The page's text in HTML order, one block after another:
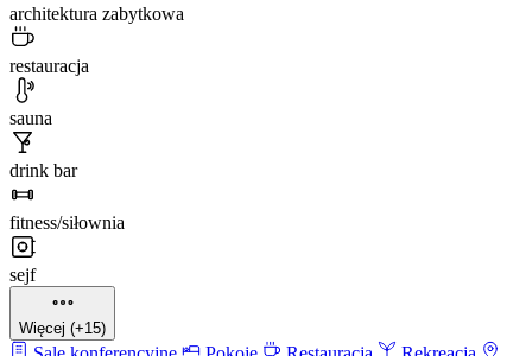
architektura zabytkowa
restauracja
sauna
drink bar
fitness/siłownia
sejf
Więcej (+15)